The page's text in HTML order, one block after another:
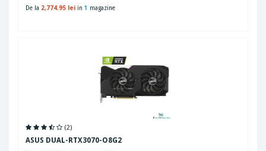
De la 2,774.95 lei in 1 magazine
(2)
ASUS DUAL-RTX3070-O8G2